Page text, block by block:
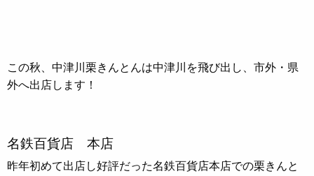
この秋、中津川栗きんとんは中津川を飛び出し、市外・県
外へ出店します！
名鉄百貨店 本店
昨年初めて出店し好評だった名鉄百貨店本店での栗きんと